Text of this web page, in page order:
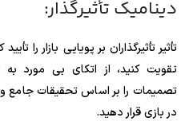
دینامیک تأثیرگذار:
تأثیر تأثیرگذاران بر پویایی بازار را
تقویت کنید، از اتکای بی مورد به
تصمیمات را بر اساس تحقیقات جامع و
در بازی قرار دهید.